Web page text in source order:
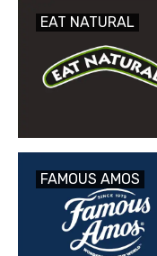
EAT NATURAL
FAMOUS AMOS